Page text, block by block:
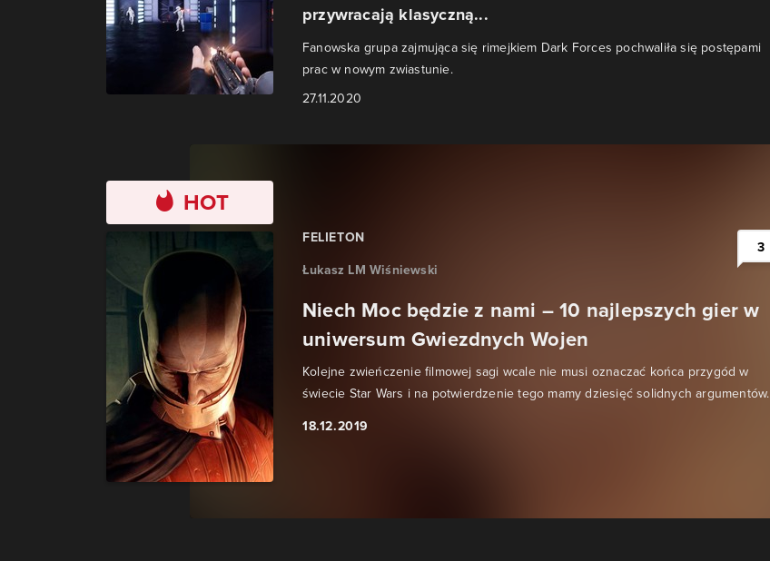
przywracają klasyczną...
Fanowska grupa zajmująca się rimejkiem Dark Forces pochwaliła się postępami
prac w nowym zwiastunie.
27.11.2020
HOT
FELIETON
Łukasz LM Wiśniewski
Niech Moc będzie z nami – 10 najlepszych gier w
uniwersum Gwiezdnych Wojen
Kolejne zwieńczenie filmowej sagi wcale nie musi oznaczać końca przygód w
świecie Star Wars i na potwierdzenie tego mamy dziesięć solidnych argumentów.
18.12.2019
3